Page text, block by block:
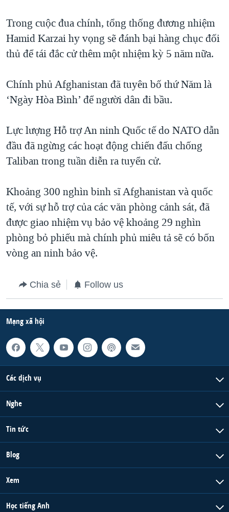
Trong cuộc đua chính, tổng thống đương nhiệm
Hamid Karzai hy vọng sẽ đánh bại hàng chục đối
thủ để tái đắc cử thêm một nhiệm kỳ 5 năm nữa.
Chính phủ Afghanistan đã tuyên bố thứ Năm là
‘Ngày Hòa Bình’ để người dân đi bầu.
Lực lượng Hỗ trợ An ninh Quốc tế do NATO dẫn
đầu đã ngừng các hoạt động chiến đấu chống
Taliban trong tuần diễn ra tuyển cử.
Khoảng 300 nghìn binh sĩ Afghanistan và quốc
tế, với sự hỗ trợ của các văn phòng cảnh sát, đã
được giao nhiệm vụ bảo vệ khoảng 29 nghìn
phòng bỏ phiếu mà chính phủ miêu tả sẽ có bốn
vòng an ninh bảo vệ.
Chia sẻ Follow us
Mạng xã hội
Các dịch vụ
Nghe
Tin tức
Blog
Xem
Học tiếng Anh